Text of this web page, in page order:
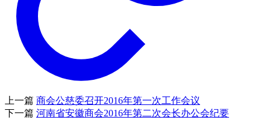
上一篇 商会公慈委召开2016年第一次工作会议
下一篇 河南省安徽商会2016年第二次会长办公会纪要